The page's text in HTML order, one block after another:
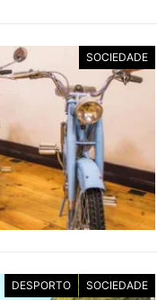
SOCIEDADE
DESPORTO SOCIEDADE